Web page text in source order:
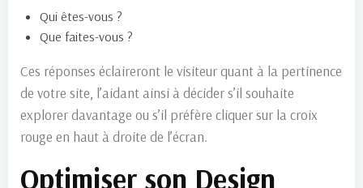
Qui êtes-vous ?
Que faites-vous ?
Ces réponses éclaireront le visiteur quant à la pertinence
de votre site, l’aidant ainsi à décider s’il souhaite
explorer davantage ou s’il préfère cliquer sur la croix
rouge en haut à droite de l’écran.
Optimiser son Design